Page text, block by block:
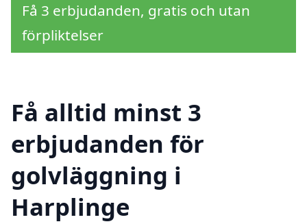
Få 3 erbjudanden, gratis och utan
förpliktelser
Få alltid minst 3
erbjudanden för
golvläggning i
Harplinge